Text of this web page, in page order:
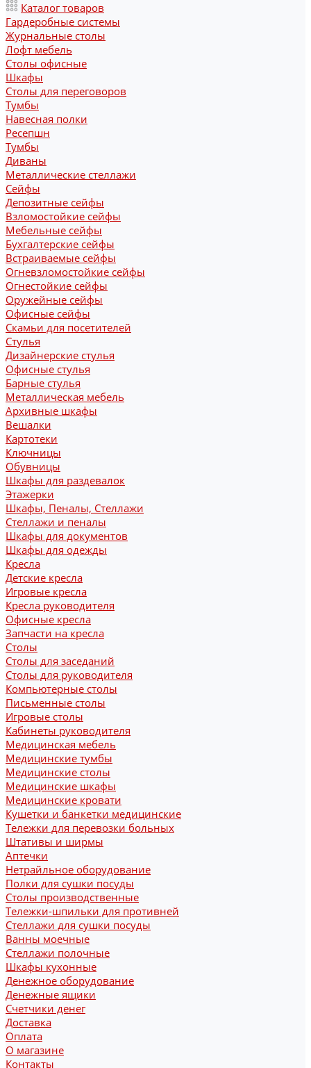
Каталог товаров
Гардеробные системы
Журнальные столы
Лофт мебель
Столы офисные
Шкафы
Столы для переговоров
Тумбы
Навесная полки
Ресепшн
Тумбы
Диваны
Металлические стеллажи
Сейфы
Депозитные сейфы
Взломостойкие сейфы
Мебельные сейфы
Бухгалтерские сейфы
Встраиваемые сейфы
Огневзломостойкие сейфы
Огнестойкие сейфы
Оружейные сейфы
Офисные сейфы
Скамьи для посетителей
Стулья
Дизайнерские стулья
Офисные стулья
Барные стулья
Металлическая мебель
Архивные шкафы
Вешалки
Картотеки
Ключницы
Обувницы
Шкафы для раздевалок
Этажерки
Шкафы, Пеналы, Стеллажи
Стеллажи и пеналы
Шкафы для документов
Шкафы для одежды
Кресла
Детские кресла
Игровые кресла
Кресла руководителя
Офисные кресла
Запчасти на кресла
Столы
Столы для заседаний
Столы для руководителя
Компьютерные столы
Письменные столы
Игровые столы
Кабинеты руководителя
Медицинская мебель
Медицинские тумбы
Медицинские столы
Медицинские шкафы
Медицинские кровати
Кушетки и банкетки медицинские
Тележки для перевозки больных
Штативы и ширмы
Аптечки
Нетрайльное оборудование
Полки для сушки посуды
Столы производственные
Тележки-шпильки для противней
Стеллажи для сушки посуды
Ванны моечные
Стеллажи полочные
Шкафы кухонные
Денежное оборудование
Денежные ящики
Счетчики денег
Доставка
Оплата
О магазине
Контакты